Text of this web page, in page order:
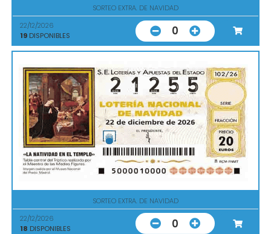
SORTEO EXTRA. DE NAVIDAD
22/12/2026
19 DISPONIBLES 0
SORTEO EXTRA. DE NAVIDAD
22/12/2026
18 DISPONIBLES 0